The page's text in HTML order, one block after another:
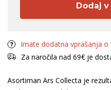
Dodaj
Imate dodatna vprašanja o
Za naročila nad 69€ je
Asortiman Ars Collecta je